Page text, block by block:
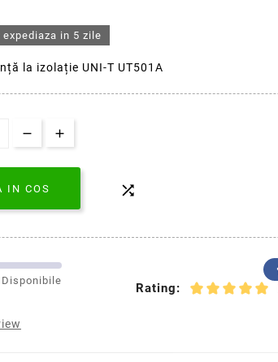
in 5 zile
la izolație UNI-T UT501A
IN COS 
Rating: